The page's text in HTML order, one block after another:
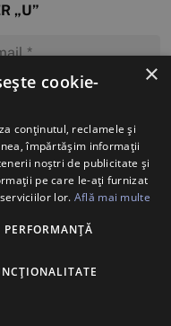
„U”
×
cookie-
conținutul, reclamele și
împărtășim informații
noștri de publicitate și
pe care le-ați furnizat
lor. Află mai multe
PERFORMANȚĂ